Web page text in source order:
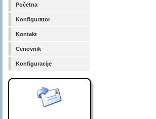
Početna
Konfigurator
Kontakt
Cenovnik
Konfiguracije